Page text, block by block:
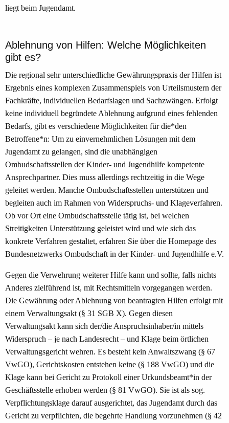
liegt beim Jugendamt.
Ablehnung von Hilfen: Welche Möglichkeiten
gibt es?
Die regional sehr unterschiedliche Gewährungspraxis der Hilfen ist
Ergebnis eines komplexen Zusammenspiels von Urteilsmustern der
Fachkräfte, individuellen Bedarfslagen und Sachzwängen. Erfolgt
keine individuell begründete Ablehnung aufgrund eines fehlenden
Bedarfs, gibt es verschiedene Möglichkeiten für die*den
Betroffene*n: Um zu einvernehmlichen Lösungen mit dem
Jugendamt zu gelangen, sind die unabhängigen
Ombudschaftsstellen der Kinder- und Jugendhilfe kompetente
Ansprechpartner. Dies muss allerdings rechtzeitig in die Wege
geleitet werden. Manche Ombudschaftsstellen unterstützen und
begleiten auch im Rahmen von Widerspruchs- und Klageverfahren.
Ob vor Ort eine Ombudschaftsstelle tätig ist, bei welchen
Streitigkeiten Unterstützung geleistet wird und wie sich das
konkrete Verfahren gestaltet, erfahren Sie über die Homepage des
Bundesnetzwerks Ombudschaft in der Kinder- und Jugendhilfe e.V.
Gegen die Verwehrung weiterer Hilfe kann und sollte, falls nichts
Anderes zielführend ist, mit Rechtsmitteln vorgegangen werden.
Die Gewährung oder Ablehnung von beantragten Hilfen erfolgt mit
einem Verwaltungsakt (§ 31 SGB X). Gegen diesen
Verwaltungsakt kann sich der/die Anspruchsinhaber/in mittels
Widerspruch – je nach Landesrecht – und Klage beim örtlichen
Verwaltungsgericht wehren. Es besteht kein Anwaltszwang (§ 67
VwGO), Gerichtskosten entstehen keine (§ 188 VwGO) und die
Klage kann bei Gericht zu Protokoll einer Urkundsbeamt*in der
Geschäftsstelle erhoben werden (§ 81 VwGO). Sie ist als sog.
Verpflichtungsklage darauf ausgerichtet, das Jugendamt durch das
Gericht zu verpflichten, die begehrte Handlung vorzunehmen (§ 42